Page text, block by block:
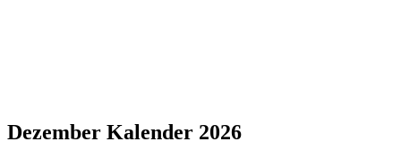
Dezember Kalender 2026